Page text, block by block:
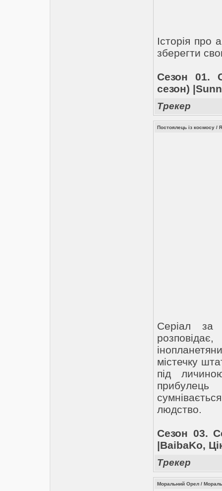
Історія про
зберегти
Сезон 01.
сезон)
Трекер
Постоялець із космосу /
Серіал за
містечку
під
людство.
Сезон 03.
|BaibaKo,
Трекер
Моральний Орел /